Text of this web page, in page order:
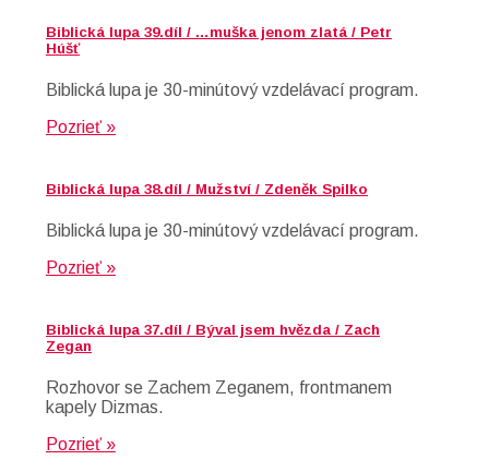
Biblická lupa 39.díl / …muška jenom zlatá / Petr
Húšť
Biblická lupa je 30-minútový vzdelávací program.
Pozrieť »
Biblická lupa 38.díl / Mužství / Zdeněk Spilko
Biblická lupa je 30-minútový vzdelávací program.
Pozrieť »
Biblická lupa 37.díl / Býval jsem hvězda / Zach
Zegan
Rozhovor se Zachem Zeganem, frontmanem
kapely Dizmas.
Pozrieť »